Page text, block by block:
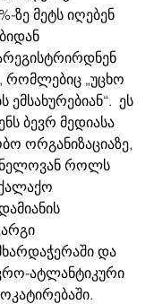
ზე მეტს იღებენ
რომლებიც „უცხო
ეს
ბევრ მედიასა
ორგანიზაციაზე,
როლს
და
ატლანტიკური